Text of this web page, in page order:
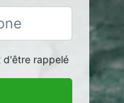
rappelé